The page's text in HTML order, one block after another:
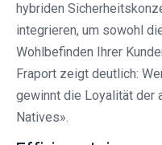
hybriden
integrieren, um sowohl
Wohlbefinden Ihrer
Fraport zeigt deutlich:
gewinnt die Loyalität der
Natives».